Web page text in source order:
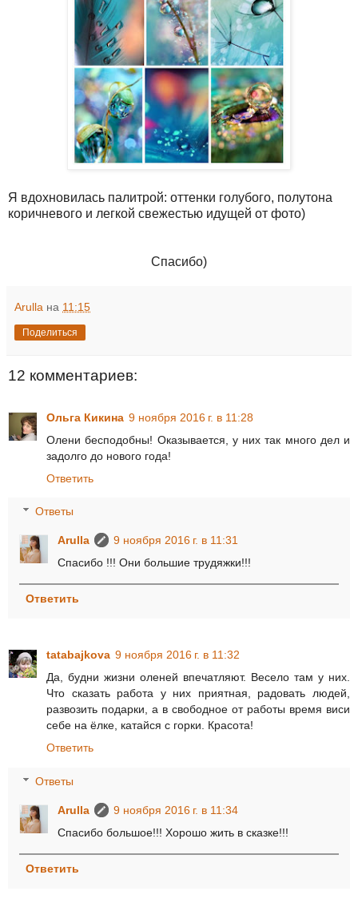
Я вдохновилась палитрой: оттенки голубого, полутона
коричневого и легкой свежестью идущей от фото)
Спасибо)
Arulla на 11:15
Поделиться
12 комментариев:
Ольга Кикина 9 ноября 2016 г. в 11:28
Олени бесподобны! Оказывается, у них так много дел и
задолго до нового года!
Ответить
Ответы
Arulla
9 ноября 2016 г. в 11:31
Спасибо !!! Они большие трудяжки!!!
Ответить
tatabajkova 9 ноября 2016 г. в 11:32
Да, будни жизни оленей впечатляют. Весело там у них.
Что сказать работа у них приятная, радовать людей,
развозить подарки, а в свободное от работы время виси
себе на ёлке, катайся с горки. Красота!
Ответить
Ответы
Arulla
9 ноября 2016 г. в 11:34
Спасибо большое!!! Хорошо жить в сказке!!!
Ответить